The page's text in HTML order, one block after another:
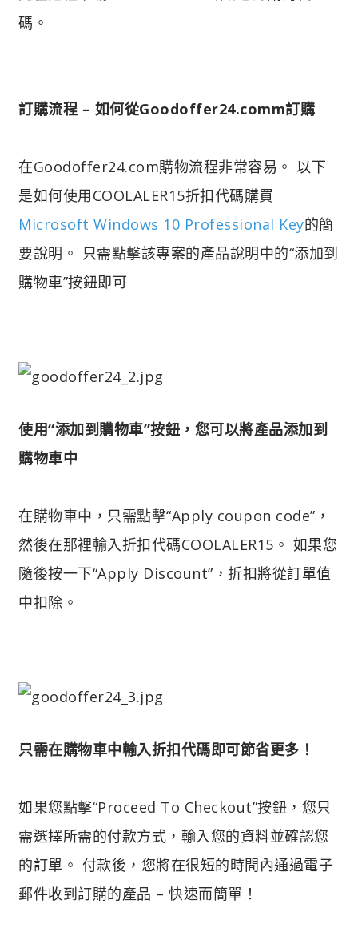
碼。
訂購流程 – 如何從Goodoffer24.comm訂購
在Goodoffer24.com購物流程非常容易。 以下
是如何使用COOLALER15折扣代碼購買
Microsoft Windows 10 Professional Key的簡
要說明。 只需點擊該專案的產品說明中的“添加到
購物車”按鈕即可
使用“添加到購物車”按鈕，您可以將產品添加到
購物車中
在購物車中，只需點擊“Apply coupon code”，
然後在那裡輸入折扣代碼COOLALER15。 如果您
隨後按一下“Apply Discount”，折扣將從訂單值
中扣除。
只需在購物車中輸入折扣代碼即可節省更多！
如果您點擊“Proceed To Checkout”按鈕，您只
需選擇所需的付款方式，輸入您的資料並確認您
的訂單。 付款後，您將在很短的時間內通過電子
郵件收到訂購的產品 – 快速而簡單！